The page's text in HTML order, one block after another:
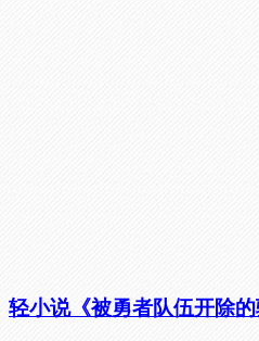
轻小说《被勇者队伍开除